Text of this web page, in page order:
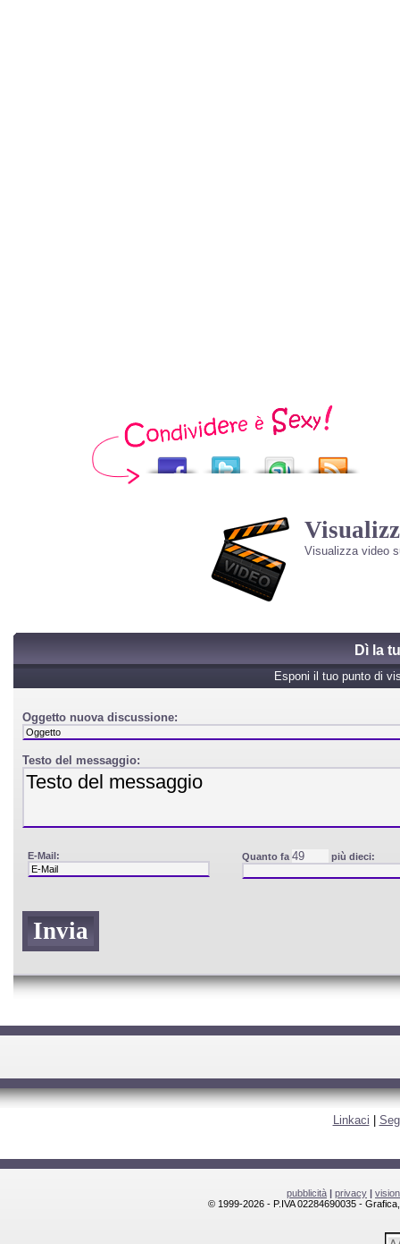
Visualizza video
Dì la
Esponi il tuo punto di
Oggetto nuova discussione:
Testo del messaggio:
E-Mail: Quanto fa più dieci:
Linkaci
pubblicità | privacy |
© 1999-2026 - P.IVA 02284690035 -